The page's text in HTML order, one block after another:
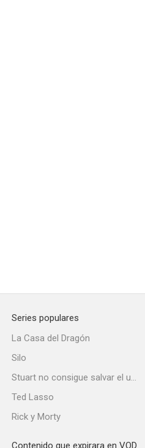
Series populares
La Casa del Dragón
Silo
Stuart no consigue salvar el universo
Ted Lasso
Rick y Morty
Contenido que expirara en VOD